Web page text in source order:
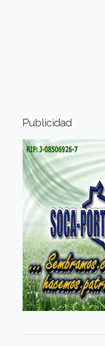
Publicidad